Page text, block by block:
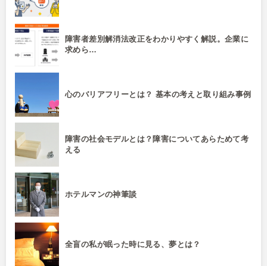
障害者差別解消法改正をわかりやすく解説。企業に
求めら…
心のバリアフリーとは？ 基本の考えと取り組み事例
障害の社会モデルとは？障害についてあらためて考
える
ホテルマンの神筆談
全盲の私が眠った時に見る、夢とは？